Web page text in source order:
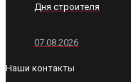
Дня строителя
07.08.2026
Наши контакты